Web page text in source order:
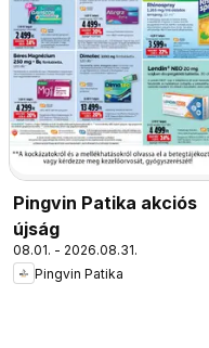
Pingvin Patika akciós
újság
08.01. - 2026.08.31.
Pingvin Patika